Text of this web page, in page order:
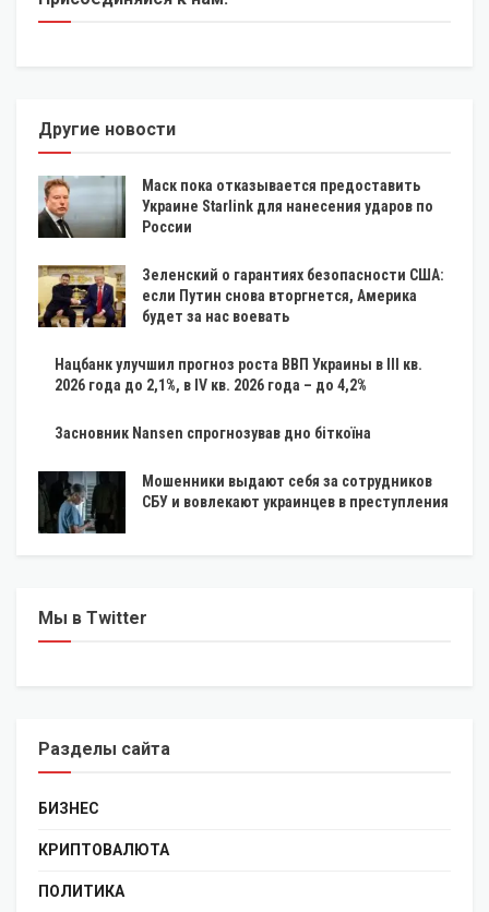
Другие новости
Маск пока отказывается предоставить
Украине Starlink для нанесения ударов по
России
Зеленский о гарантиях безопасности США:
если Путин снова вторгнется, Америка
будет за нас воевать
Нацбанк улучшил прогноз роста ВВП Украины в III кв.
2026 года до 2,1%, в IV кв. 2026 года – до 4,2%
Засновник Nansen спрогнозував дно біткоїна
Мошенники выдают себя за сотрудников
СБУ и вовлекают украинцев в преступления
Мы в Twitter
Разделы сайта
БИЗНЕС
КРИПТОВАЛЮТА
ПОЛИТИКА